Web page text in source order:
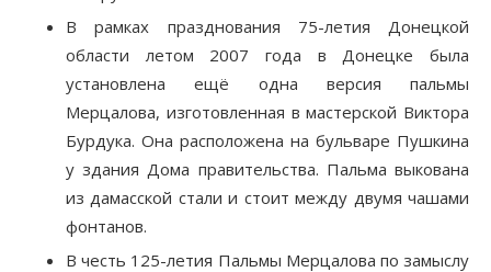
В рамках празднования 75-летия Донецкой
области летом 2007 года в Донецке была
установлена ещё одна версия пальмы
Мерцалова, изготовленная в мастерской Виктора
Бурдука. Она расположена на бульваре Пушкина
у здания Дома правительства. Пальма выкована
из дамасской стали и стоит между двумя чашами
фонтанов.
В честь 125-летия Пальмы Мерцалова по замыслу